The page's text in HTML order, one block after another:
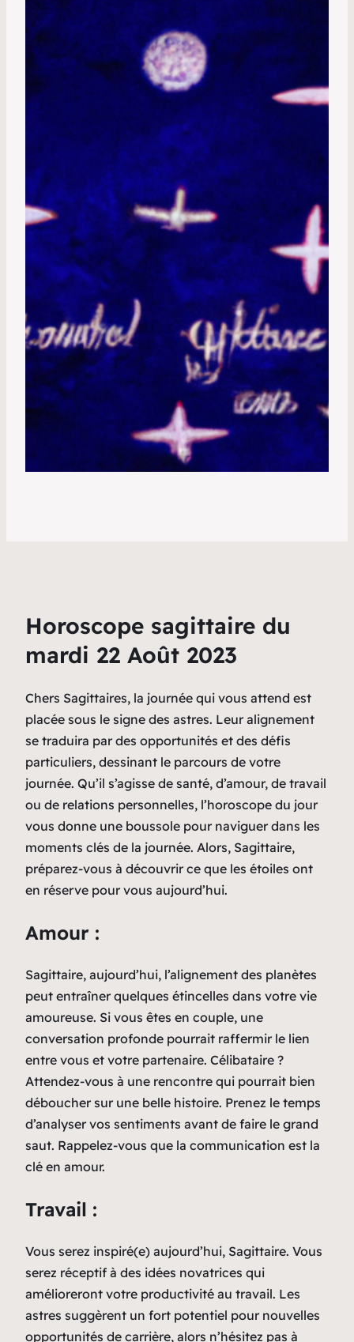
Horoscope sagittaire du
mardi 22 Août 2023
Chers Sagittaires, la journée qui vous attend est
placée sous le signe des astres. Leur alignement
se traduira par des opportunités et des défis
particuliers, dessinant le parcours de votre
journée. Qu’il s’agisse de santé, d’amour, de travail
ou de relations personnelles, l’horoscope du jour
vous donne une boussole pour naviguer dans les
moments clés de la journée. Alors, Sagittaire,
préparez-vous à découvrir ce que les étoiles ont
en réserve pour vous aujourd’hui.
Amour :
Sagittaire, aujourd’hui, l’alignement des planètes
peut entraîner quelques étincelles dans votre vie
amoureuse. Si vous êtes en couple, une
conversation profonde pourrait raffermir le lien
entre vous et votre partenaire. Célibataire ?
Attendez-vous à une rencontre qui pourrait bien
déboucher sur une belle histoire. Prenez le temps
d’analyser vos sentiments avant de faire le grand
saut. Rappelez-vous que la communication est la
clé en amour.
Travail :
Vous serez inspiré(e) aujourd’hui, Sagittaire. Vous
serez réceptif à des idées novatrices qui
amélioreront votre productivité au travail. Les
astres suggèrent un fort potentiel pour nouvelles
opportunités de carrière, alors n’hésitez pas à